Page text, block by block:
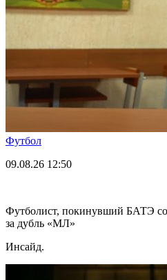
Футбол
09.08.26 12:50
Футболист, покинувший БАТЭ со
за дубль «МЛ»
Инсайд.